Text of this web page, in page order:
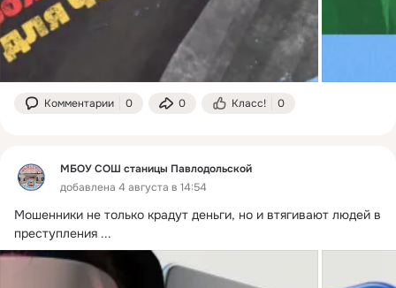
Комментарии 0 0 Класс! 0
МБОУ СОШ станицы Павлодольской
добавлена 4 августа в 14:54
Мошенники не только крадут деньги, но и втягивают людей в
преступления ...